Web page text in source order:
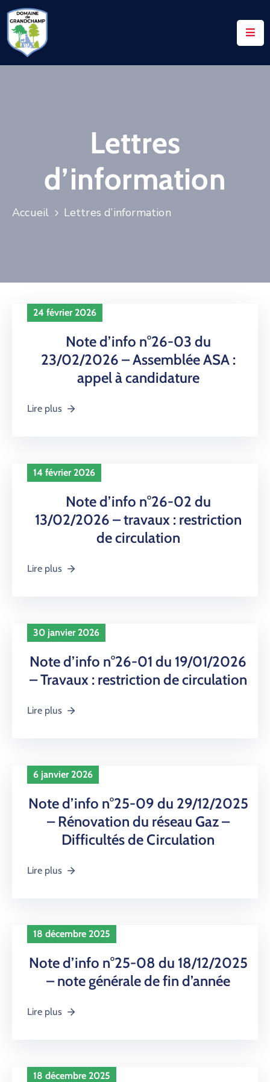
ACCUEIL
CONTACTS
CONTACTER
Lettres
d’information
Accueil Lettres d’information
24 février 2026
Note d’info n°26-03 du
23/02/2026 – Assemblée ASA :
appel à candidature
Lire plus
14 février 2026
Note d’info n°26-02 du
13/02/2026 – travaux : restriction
de circulation
Lire plus
30 janvier 2026
Note d’info n°26-01 du 19/01/2026
– Travaux : restriction de circulation
Lire plus
6 janvier 2026
Note d’info n°25-09 du 29/12/2025
– Rénovation du réseau Gaz –
Difficultés de Circulation
Lire plus
18 décembre 2025
Note d’info n°25-08 du 18/12/2025
– note générale de fin d’année
Lire plus
18 décembre 2025